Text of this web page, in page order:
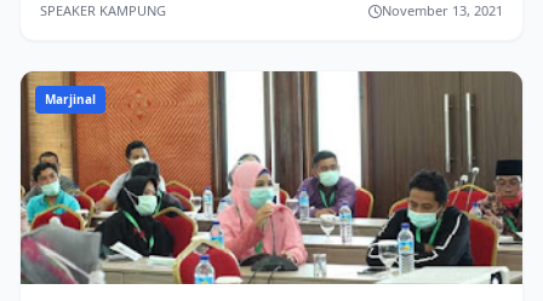
SPEAKER KAMPUNG November 13, 2021
Marjinal